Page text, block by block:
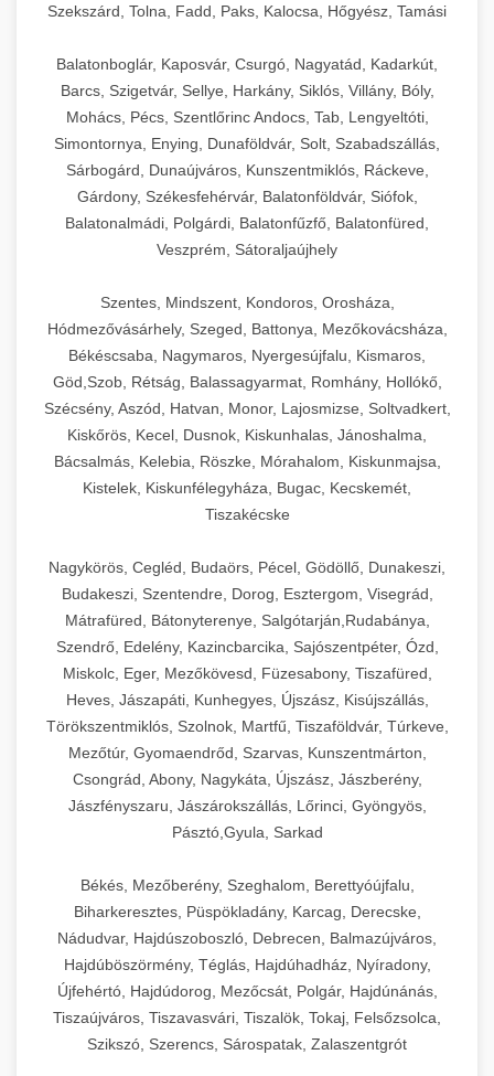
Szekszárd, Tolna, Fadd, Paks, Kalocsa, Hőgyész, Tamási
Balatonboglár, Kaposvár, Csurgó, Nagyatád, Kadarkút,
Barcs, Szigetvár, Sellye, Harkány, Siklós, Villány, Bóly,
Mohács, Pécs, Szentlőrinc Andocs, Tab, Lengyeltóti,
Simontornya, Enying, Dunaföldvár, Solt, Szabadszállás,
Sárbogárd, Dunaújváros, Kunszentmiklós, Ráckeve,
Gárdony, Székesfehérvár, Balatonföldvár, Siófok,
Balatonalmádi, Polgárdi, Balatonfűzfő, Balatonfüred,
Veszprém, Sátoraljaújhely
Szentes, Mindszent, Kondoros, Orosháza,
Hódmezővásárhely, Szeged, Battonya, Mezőkovácsháza,
Békéscsaba, Nagymaros, Nyergesújfalu, Kismaros,
Göd,Szob, Rétság, Balassagyarmat, Romhány, Hollókő,
Szécsény, Aszód, Hatvan, Monor, Lajosmizse, Soltvadkert,
Kiskőrös, Kecel, Dusnok, Kiskunhalas, Jánoshalma,
Bácsalmás, Kelebia, Röszke, Mórahalom, Kiskunmajsa,
Kistelek, Kiskunfélegyháza, Bugac, Kecskemét,
Tiszakécske
Nagykörös, Cegléd, Budaörs, Pécel, Gödöllő, Dunakeszi,
Budakeszi, Szentendre, Dorog, Esztergom, Visegrád,
Mátrafüred, Bátonyterenye, Salgótarján,Rudabánya,
Szendrő, Edelény, Kazincbarcika, Sajószentpéter, Ózd,
Miskolc, Eger, Mezőkövesd, Füzesabony, Tiszafüred,
Heves, Jászapáti, Kunhegyes, Újszász, Kisújszállás,
Törökszentmiklós, Szolnok, Martfű, Tiszaföldvár, Túrkeve,
Mezőtúr, Gyomaendrőd, Szarvas, Kunszentmárton,
Csongrád, Abony, Nagykáta, Újszász, Jászberény,
Jászfényszaru, Jászárokszállás, Lőrinci, Gyöngyös,
Pásztó,Gyula, Sarkad
Békés, Mezőberény, Szeghalom, Berettyóújfalu,
Biharkeresztes, Püspökladány, Karcag, Derecske,
Nádudvar, Hajdúszoboszló, Debrecen, Balmazújváros,
Hajdúböszörmény, Téglás, Hajdúhadház, Nyíradony,
Újfehértó, Hajdúdorog, Mezőcsát, Polgár, Hajdúnánás,
Tiszaújváros, Tiszavasvári, Tiszalök, Tokaj, Felsőzsolca,
Szikszó, Szerencs, Sárospatak, Zalaszentgrót